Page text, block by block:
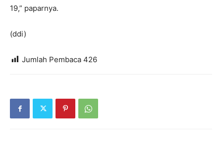
19,” paparnya.
(ddi)
Jumlah Pembaca 426